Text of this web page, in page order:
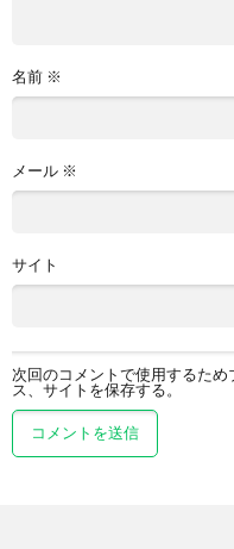
名前 ※
メール ※
サイト
次回のコメントで使用するた
ス、サイトを保存する。